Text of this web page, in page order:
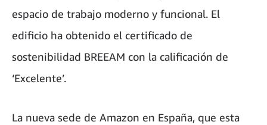
espacio de trabajo moderno y funcional. El
edificio ha obtenido el certificado de
sostenibilidad BREEAM con la calificación de
‘Excelente’.
La nueva sede de Amazon en España, que esta